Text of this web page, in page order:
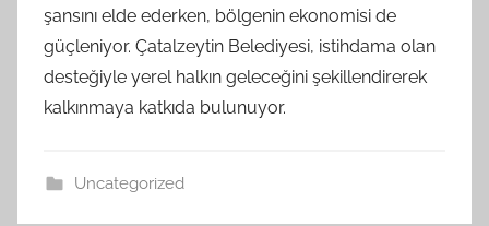
şansını elde ederken, bölgenin ekonomisi de
güçleniyor. Çatalzeytin Belediyesi, istihdama olan
desteğiyle yerel halkın geleceğini şekillendirerek
kalkınmaya katkıda bulunuyor.
Uncategorized